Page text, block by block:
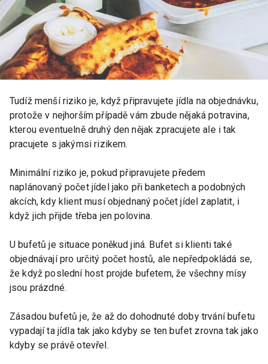
Tudíž menší riziko je, když připravujete jídla na objednávku,
protože v nejhorším případě vám zbude nějaká potravina,
kterou eventuelně druhý den nějak zpracujete ale i tak
pracujete s jakýmsi rizikem.
Minimální riziko je, pokud připravujete předem
naplánovaný počet jídel jako při banketech a podobných
akcích, kdy klient musí objednaný počet jídel zaplatit, i
když jich přijde třeba jen polovina.
U bufetů je situace poněkud jiná. Bufet si klienti také
objednávají pro určitý počet hostů, ale nepředpokládá se,
že když poslední host projde bufetem, že všechny mísy
jsou prázdné.
Zásadou bufetů je, že až do dohodnuté doby trvání bufetu
vypadají ta jídla tak jako kdyby se ten bufet zrovna tak jako
kdyby se právě otevřel.